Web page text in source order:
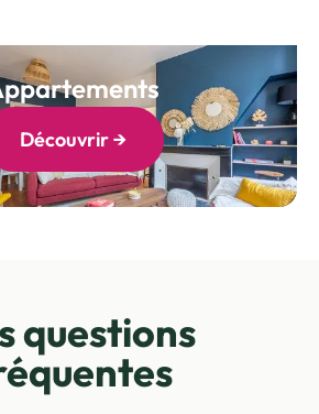
Découvrir →
questions